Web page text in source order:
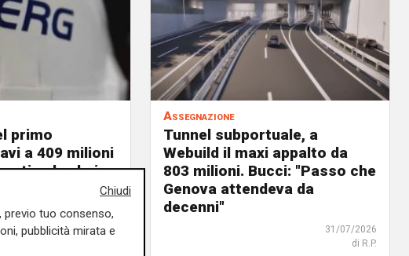
primo
a 409 milioni
lordo in
31/07/2026
di R. Eco.
Assegnazione
Tunnel subportuale, a
Webuild il maxi appalto da
803 milioni. Bucci: "Passo che
Genova attendeva da
decenni"
31/07/2026
di R.P.
Chiudi
previo tuo consenso,
pubblicità mirata e